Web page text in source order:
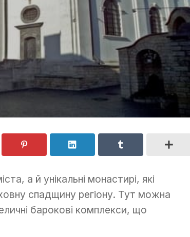
а й унікальні монастирі, які
спадщину регіону. Тут можна
барокові комплекси, що